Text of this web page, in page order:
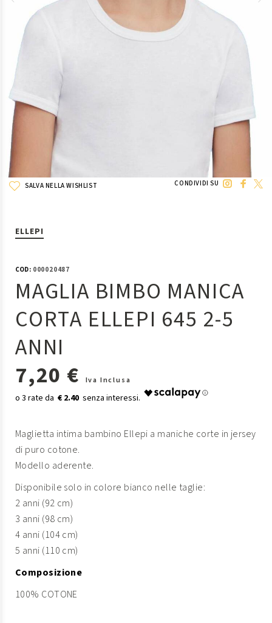
SALVA NELLA WISHLIST CONDIVIDI SU
ELLEPI
COD:000020487
MAGLIA BIMBO MANICA
CORTA ELLEPI 645 2-5
ANNI
7,20 €
Iva Inclusa
€ 2.40
Maglietta intima bambino Ellepi a maniche corte in jersey
di puro cotone.
Modello aderente.
Disponibile solo in colore bianco nelle taglie:
2 anni (92 cm)
3 anni (98 cm)
4 anni (104 cm)
5 anni (110 cm)
Composizione
100% COTONE